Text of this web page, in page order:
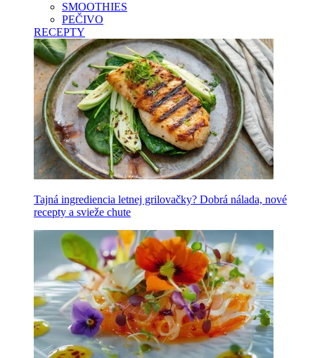
SMOOTHIES
PEČIVO
RECEPTY
Tajná ingrediencia letnej grilovačky? Dobrá nálada, nové
recepty a svieže chute